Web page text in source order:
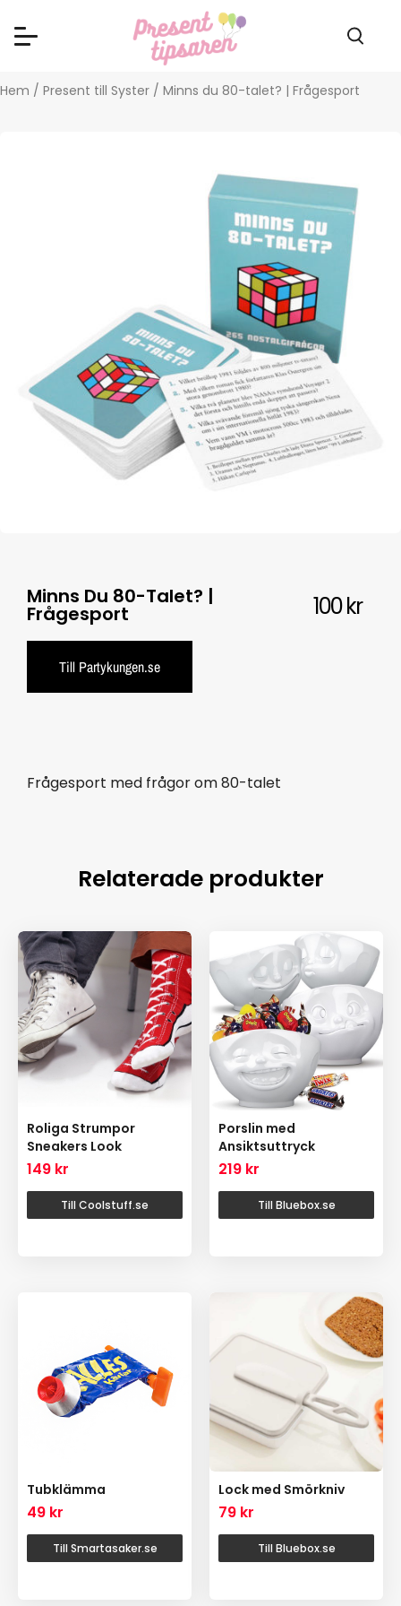
Hem / Present till Syster / Minns du 80-talet? | Frågesport
Minns Du 80-Talet? |
Frågesport
Till Partykungen.se
100kr
Frågesport med frågor om 80-talet
Relaterade produkter
Roliga Strumpor
Sneakers Look
149 kr
Till Coolstuff.se
Porslin med
Ansiktsuttryck
219 kr
Till Bluebox.se
Tubklämma
49 kr
Till Smartasaker.se
Lock med Smörkniv
79 kr
Till Bluebox.se